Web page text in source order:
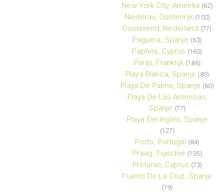
New York City, Amerika (62)
Niederau, Oostenrijk (102)
Oosterend, Nederland (77)
Paguera, Spanje (63)
Paphos, Cyprus (160)
Parijs, Frankrijk (186)
Playa Blanca, Spanje (80)
Playa De Palma, Spanje (60)
Playa De Las Americas,
Spanje (77)
Playa Del Inglés, Spanje
(127)
Porto, Portugal (84)
Praag, Tsjechië (135)
Protaras, Cyprus (73)
Puerto De La Cruz, Spanje
(79)